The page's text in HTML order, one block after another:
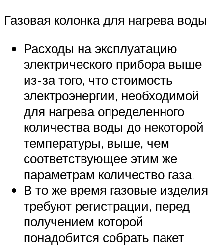
Газовая колонка для нагрева воды
Расходы на эксплуатацию
электрического прибора выше
из-за того, что стоимость
электроэнергии, необходимой
для нагрева определенного
количества воды до некоторой
температуры, выше, чем
соответствующее этим же
параметрам количество газа.
В то же время газовые изделия
требуют регистрации, перед
получением которой
понадобится собрать пакет